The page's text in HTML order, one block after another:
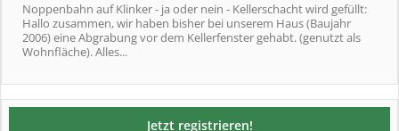
Noppenbahn auf Klinker - ja oder nein - Kellerschacht wird gefüllt:
Hallo zusammen, wir haben bisher bei unserem Haus (Baujahr
2006) eine Abgrabung vor dem Kellerfenster gehabt. (genutzt als
Wohnfläche). Alles...
Jetzt registrieren!